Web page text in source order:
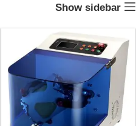
Show sidebar